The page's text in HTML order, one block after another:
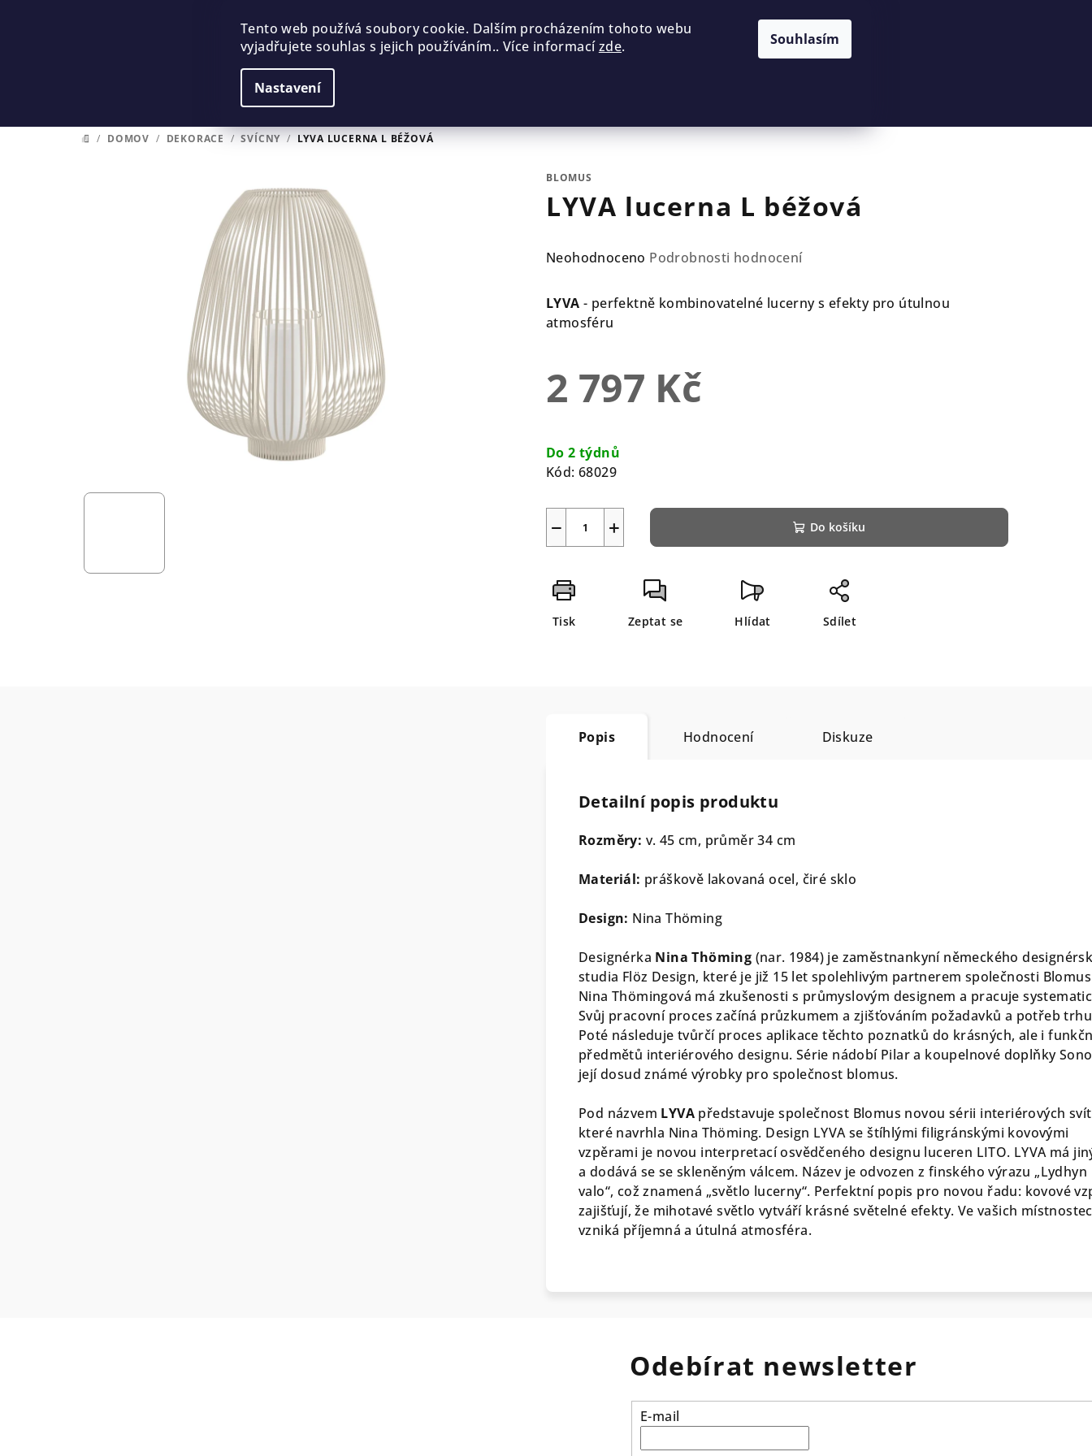
Tento web používá soubory cookie. Dalším procházením tohoto webu
vyjadřujete souhlas s jejich používáním.. Více informacízde.
Nastavení
Souhlasím
DOMŮ
/ DOMOV / DEKORACE / SVÍCNY / LYVA LUCERNA L BÉŽOVÁ
BLOMUS
LYVA lucerna L béžová
Průměrné
produktu
je
5
hvězdiček.
Neohodnoceno Podrobnosti hodnocení
LYVA - perfektně kombinovatelné lucerny s efekty pro útulnou
atmosféru
2 797 Kč
cena:
Do 2 týdnů
Kód: 68029
+
− Do košíku
Tisk Zeptat se Hlídat Sdílet
Popis Hodnocení Diskuze
Detailní popis produktu
Rozměry: v. 45 cm, průměr 34 cm
Materiál: práškově lakovaná ocel, čiré sklo
Design: Nina Thöming
Designérka Nina Thöming (nar. 1984) je zaměstnankyní německého
studia Flöz Design, které je již 15 let spolehlivým partnerem společnosti
Nina Thömingová má zkušenosti s průmyslovým designem a pracuje
Svůj pracovní proces začíná průzkumem a zjišťováním požadavků a potřeb
Poté následuje tvůrčí proces aplikace těchto poznatků do krásných, ale i
předmětů interiérového designu. Série nádobí Pilar a koupelnové doplňky
její dosud známé výrobky pro společnost blomus.
Pod názvem LYVA představuje společnost Blomus novou sérii interiérových
které navrhla Nina Thöming. Design LYVA se štíhlými filigránskými kovovými
vzpěrami je novou interpretací osvědčeného designu luceren LITO. LYVA má
a dodává se se skleněným válcem. Název je odvozen z finského výrazu „Lydhyn
valo“, což znamená „světlo lucerny“. Perfektní popis pro novou řadu: kovové
zajišťují, že mihotavé světlo vytváří krásné světelné efekty. Ve vašich
vzniká příjemná a útulná atmosféra.
Odebírat newsletter
E-mail